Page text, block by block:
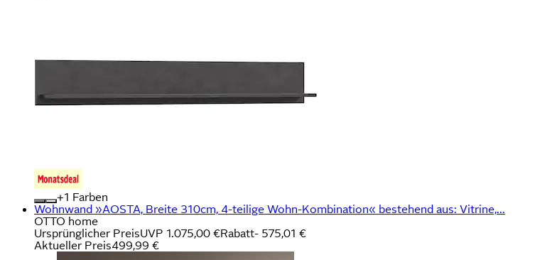
+
Farben
Wohnwand »AOSTA, Breite 310cm, 4-teilige Wohn-Kombination« bestehend aus: Vitrine,...
OTTO home
Ursprünglicher PreisUVP 1.075,00 €Rabatt- 575,01 €
Aktueller Preis499,99 €